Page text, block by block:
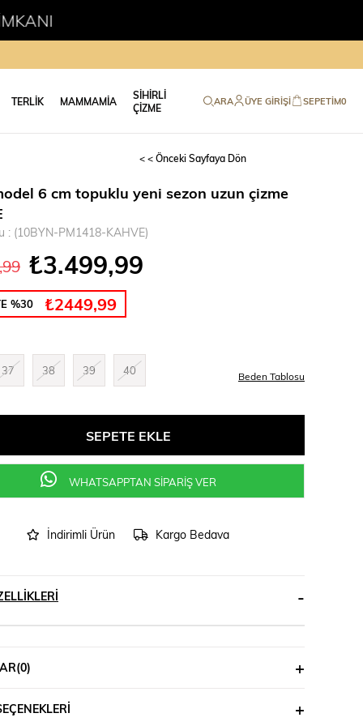
TERLİK MAMMAMİA
SİHİRLİ
ÇİZME
ARA ÜYE GIRIŞI SEPETIM0
< < Önceki Sayfaya Dön
6 cm topuklu yeni sezon uzun çizme
(10BYN-PM1418-KAHVE)
₺3.499,99
%30 ₺2449,99
37 38 39 40 Beden Tablosu
WHATSAPPTAN SİPARİŞ VER
İndirimli Ürün Kargo Bedava
(0)